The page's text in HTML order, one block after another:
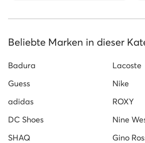
Beliebte Marken in dieser
Badura
Lacoste
Guess
Nike
adidas
ROXY
DC Shoes
Nine
SHAQ
Gino